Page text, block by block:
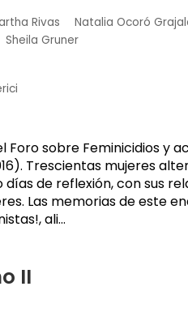
Rivas
Natalia Ocoró
Sheila Gruner
sobre Feminicidios y
Trescientas mujeres
de reflexión, con sus
Las memorias de este
ali...
II